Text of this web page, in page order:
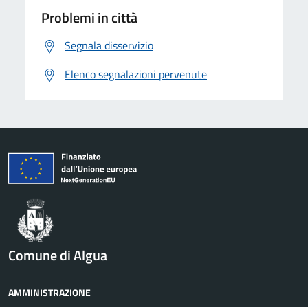
Problemi in città
Segnala disservizio
Elenco segnalazioni pervenute
Comune di Algua
AMMINISTRAZIONE